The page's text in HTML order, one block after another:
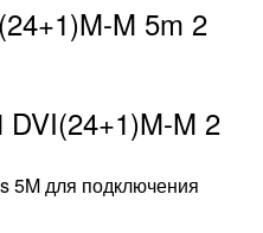
M 5m 2
M 2
5M для подключения